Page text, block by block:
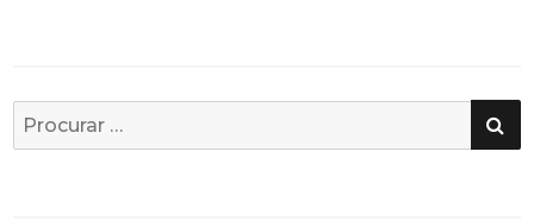
Busca
por: